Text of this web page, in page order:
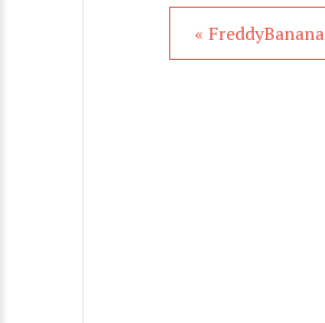
« FreddyBanana